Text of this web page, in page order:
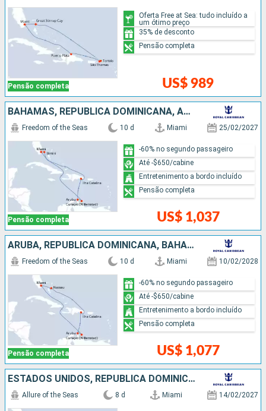
Pensão completa US$ 989
Oferta Free at Sea: tudo incluído a
um ótimo preço
35% de desconto
Pensão completa
BAHAMAS, REPUBLICA DOMINICANA, ARUBA, ESTADOS UNIDOS
Pensão completa
Freedom of the Seas 10 d Miami 25/02/2027
US$ 1,037
-60% no segundo passageiro
Até -$650/cabine
Entretenimento a bordo incluído
Pensão completa
ARUBA, REPUBLICA DOMINICANA, BAHAMAS, ESTADOS UNIDOS
Pensão completa
Freedom of the Seas 10 d Miami 10/02/2028
US$ 1,077
-60% no segundo passageiro
Até -$650/cabine
Entretenimento a bordo incluído
Pensão completa
ESTADOS UNIDOS, REPUBLICA DOMINICANA
Allure of the Seas 8 d Miami 14/02/2027